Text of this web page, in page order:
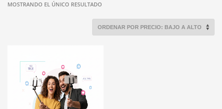
MOSTRANDO EL ÚNICO RESULTADO